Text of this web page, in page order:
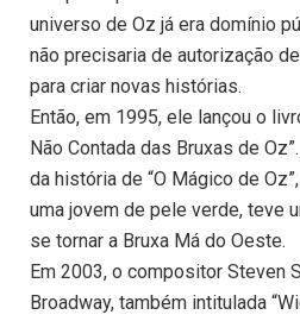
universo de Oz já era domínio
não precisaria de autorização
para criar novas histórias.
Então, em 1995, ele lançou o
Não Contada das Bruxas de
da história de “O Mágico de
uma jovem de pele verde, teve
se tornar a Bruxa Má do Oeste.
Em 2003, o compositor Steven
Broadway, também intitulada